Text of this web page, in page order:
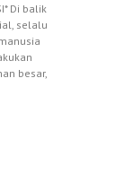
Di balik
selalu
besar,